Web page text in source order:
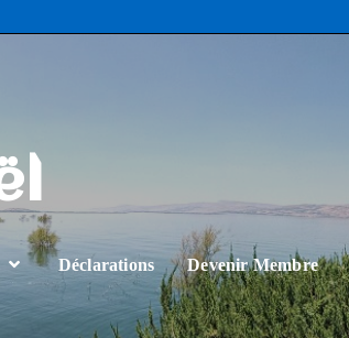
Déclarations Devenir Membre